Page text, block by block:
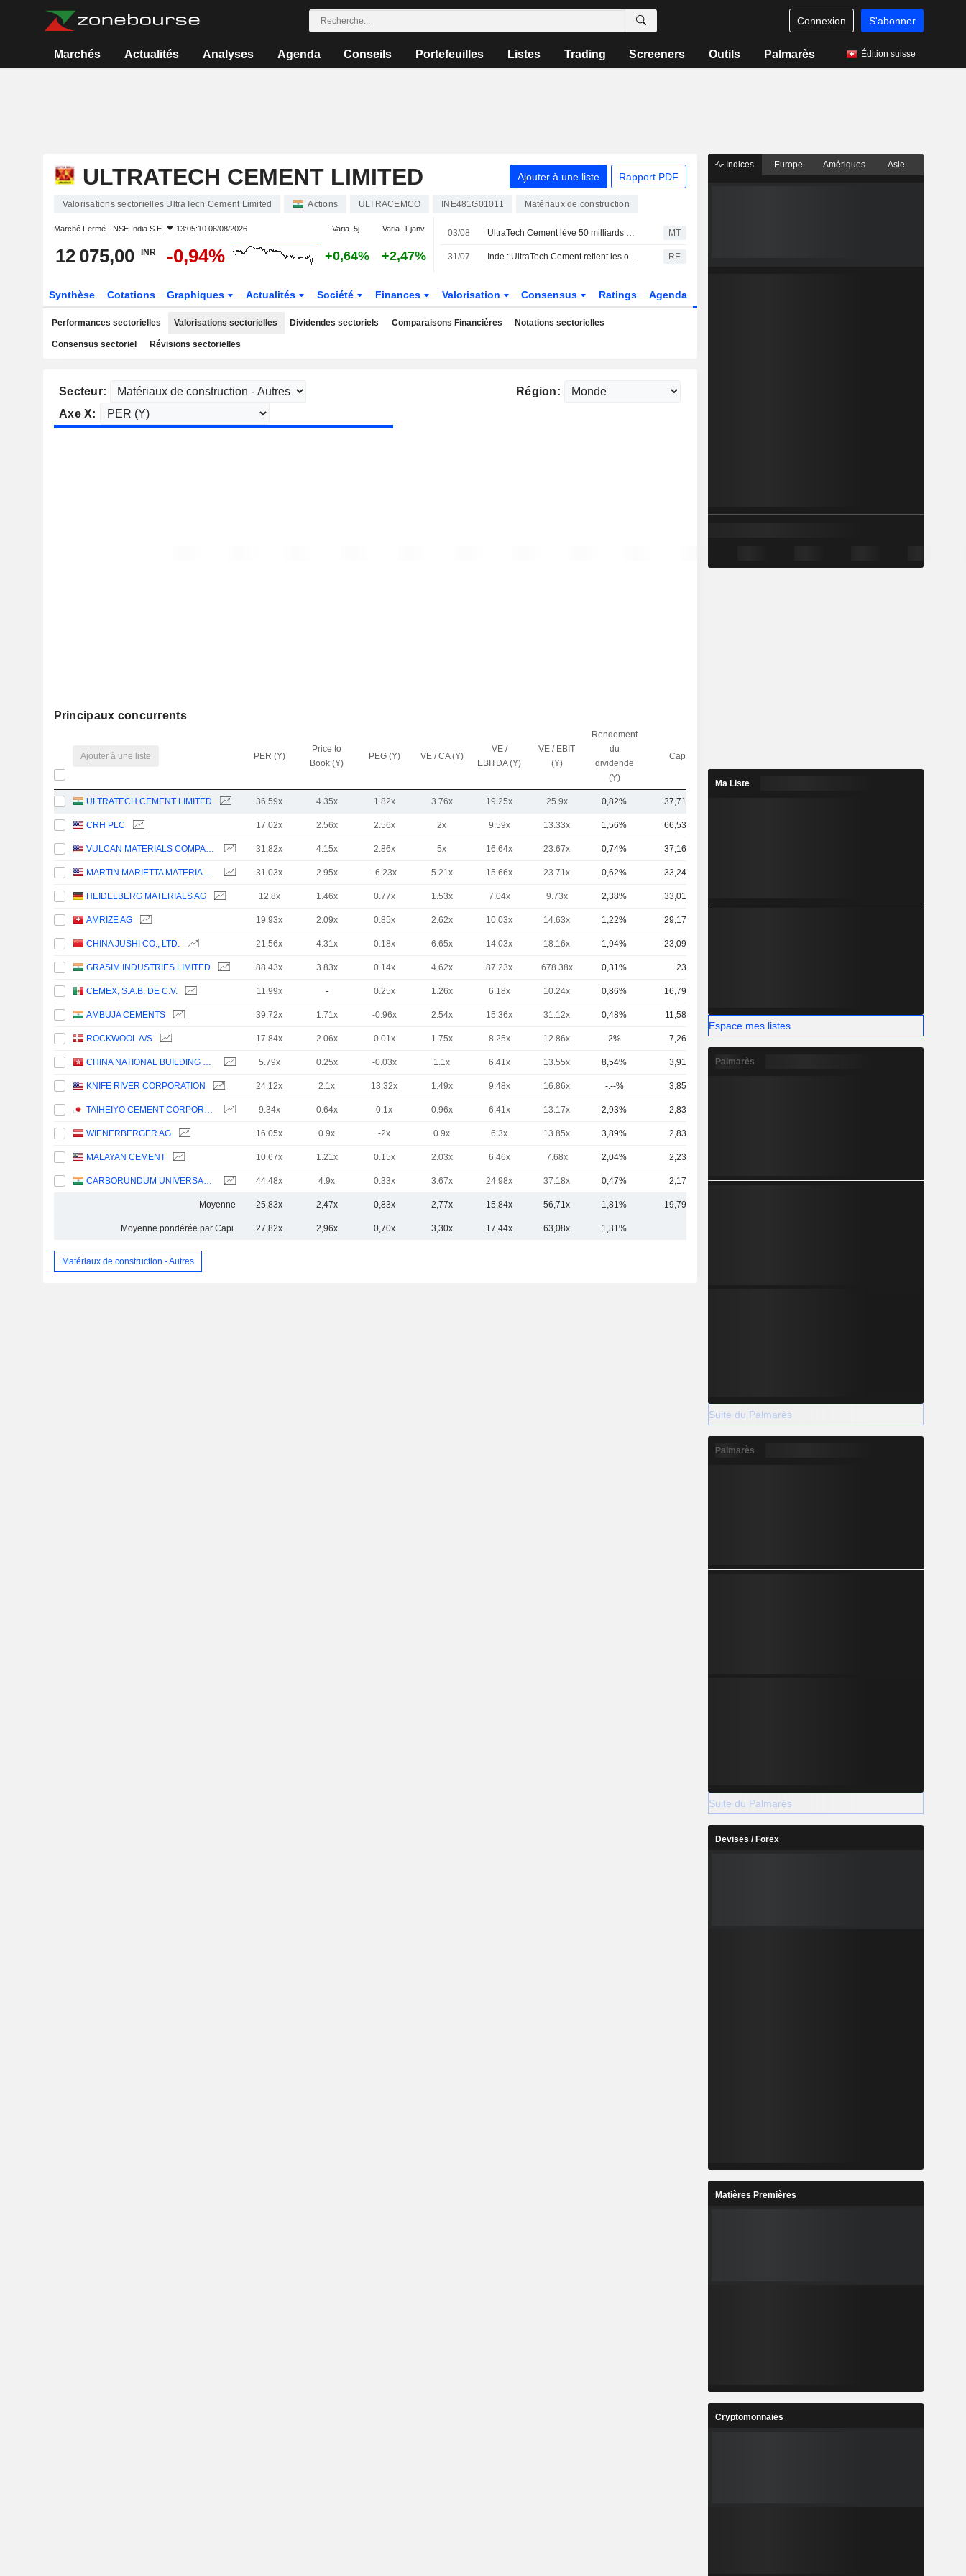
Connexion S'abonner
Marchés Actualités Analyses Agenda Conseils Portefeuilles Listes Trading Screeners Outils Palmarès Édition suisse
ULTRATECH CEMENT LIMITED Ajouter à une liste Rapport PDF
Valorisations sectorielles UltraTech Cement Limited Actions ULTRACEMCO INE481G01011 Matériaux de construction
Marché Fermé - NSE India S.E. 13:05:10 06/08/2026 Varia. 5j. Varia. 1 janv.
12 075,00 INR -0,94% +0,64% +2,47%
03/08 UltraTech Cement lève 50 milliards de roupies via une émission obligataire MT
31/07 Inde : UltraTech Cement retient les offres pour des obligations à plusieurs échéances, selon des banquiers RE
Synthèse Cotations Graphiques Actualités Société Finances Valorisation Consensus Ratings Agenda
Performances sectorielles Valorisations sectorielles Dividendes sectoriels Comparaisons Financières Notations sectorielles
Consensus sectoriel Révisions sectorielles
Secteur:
Région:
Axe X:
Principaux concurrents
Ajouter à une liste PER (Y)
Price to
Book (Y)
PEG (Y) VE / CA (Y)
VE /
EBITDA (Y)
VE / EBIT
(Y)
Rendement
du
dividende
(Y)
Capi.($)
ULTRATECH CEMENT LIMITED 36.59x 4.35x 1.82x 3.76x 19.25x 25.9x 0,82% 37,71 Md
CRH PLC 17.02x 2.56x 2.56x 2x 9.59x 13.33x 1,56% 66,53 Md
VULCAN MATERIALS COMPANY 31.82x 4.15x 2.86x 5x 16.64x 23.67x 0,74% 37,16 Md
MARTIN MARIETTA MATERIALS, INC. 31.03x 2.95x -6.23x 5.21x 15.66x 23.71x 0,62% 33,24 Md
HEIDELBERG MATERIALS AG 12.8x 1.46x 0.77x 1.53x 7.04x 9.73x 2,38% 33,01 Md
AMRIZE AG 19.93x 2.09x 0.85x 2.62x 10.03x 14.63x 1,22% 29,17 Md
CHINA JUSHI CO., LTD. 21.56x 4.31x 0.18x 6.65x 14.03x 18.16x 1,94% 23,09 Md
GRASIM INDUSTRIES LIMITED 88.43x 3.83x 0.14x 4.62x 87.23x 678.38x 0,31% 23 Md
CEMEX, S.A.B. DE C.V. 11.99x - 0.25x 1.26x 6.18x 10.24x 0,86% 16,79 Md
AMBUJA CEMENTS 39.72x 1.71x -0.96x 2.54x 15.36x 31.12x 0,48% 11,58 Md
ROCKWOOL A/S 17.84x 2.06x 0.01x 1.75x 8.25x 12.86x 2% 7,26 Md
CHINA NATIONAL BUILDING MATERIAL COMPANY LIMITED 5.79x 0.25x -0.03x 1.1x 6.41x 13.55x 8,54% 3,91 Md
KNIFE RIVER CORPORATION 24.12x 2.1x 13.32x 1.49x 9.48x 16.86x -.--% 3,85 Md
TAIHEIYO CEMENT CORPORATION 9.34x 0.64x 0.1x 0.96x 6.41x 13.17x 2,93% 2,83 Md
WIENERBERGER AG 16.05x 0.9x -2x 0.9x 6.3x 13.85x 3,89% 2,83 Md
MALAYAN CEMENT 10.67x 1.21x 0.15x 2.03x 6.46x 7.68x 2,04% 2,23 Md
CARBORUNDUM UNIVERSAL LIMITED 44.48x 4.9x 0.33x 3.67x 24.98x 37.18x 0,47% 2,17 Md
Moyenne 25,83x 2,47x 0,83x 2,77x 15,84x 56,71x 1,81% 19,79 Md
Moyenne pondérée par Capi. 27,82x 2,96x 0,70x 3,30x 17,44x 63,08x 1,31%
Matériaux de construction - Autres
Indices Europe Amériques Asie
Ma Liste
Espace mes listes
Palmarès
Suite du Palmarès
Palmarès
Suite du Palmarès
Devises / Forex
Matières Premières
Cryptomonnaies